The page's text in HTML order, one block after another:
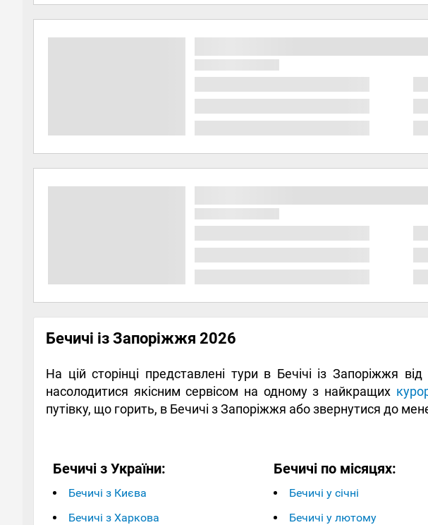
Бечичі із Запоріжжя 2026
На цій сторінці представлені тури в Бечічі із Запоріжжя
насолодитися якісним сервісом на одному з найкращих
путівку, що горить, в Бечичі з Запоріжжя або звернутися до
Бечичі з України:
Бечичі з Києва
Бечичі з Харкова
Бечичі по місяцях:
Бечичі у січні
Бечичі у лютому